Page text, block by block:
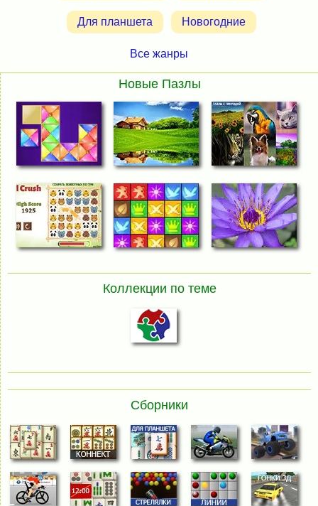
Для планшета Новогодние
Все жанры
Новые Пазлы
Коллекции по теме
Сборники